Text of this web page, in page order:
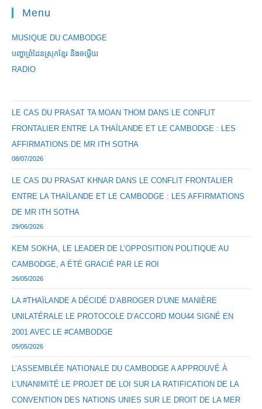
Menu
MUSIQUE DU CAMBODGE
បញ្ហាព្រំដែនស្រុកខ្មែរ និងចឞ្លើយ
RADIO
LE CAS DU PRASAT TA MOAN THOM DANS LE CONFLIT
FRONTALIER ENTRE LA THAÏLANDE ET LE CAMBODGE : LES
AFFIRMATIONS DE MR ITH SOTHA
08/07/2026
LE CAS DU PRASAT KHNAR DANS LE CONFLIT FRONTALIER
ENTRE LA THAÏLANDE ET LE CAMBODGE : LES AFFIRMATIONS
DE MR ITH SOTHA
29/06/2026
KEM SOKHA, LE LEADER DE L’OPPOSITION POLITIQUE AU
CAMBODGE, A ÉTÉ GRACIÉ PAR LE ROI
26/05/2026
LA #THAÏLANDE A DÉCIDÉ D’ABROGER D’UNE MANIÈRE
UNILATÉRALE LE PROTOCOLE D’ACCORD MOU44 SIGNÉ EN
2001 AVEC LE #CAMBODGE
05/05/2026
L’ASSEMBLÉE NATIONALE DU CAMBODGE A APPROUVÉ À
L’UNANIMITÉ LE PROJET DE LOI SUR LA RATIFICATION DE LA
CONVENTION DES NATIONS UNIES SUR LE DROIT DE LA MER